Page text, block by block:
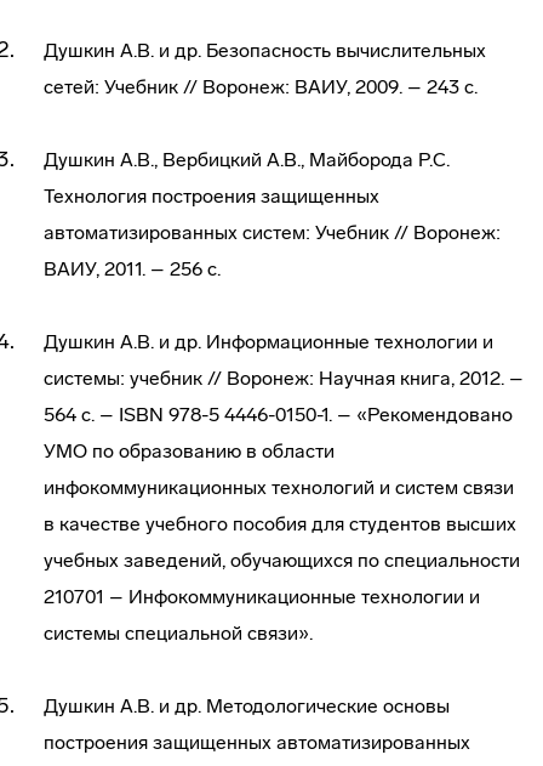
Душкин А.В. и др. Безопасность вычислительных
сетей: Учебник // Воронеж: ВАИУ, 2009. – 243 с.
Душкин А.В., Вербицкий А.В., Майборода Р.С.
Технология построения защищенных
автоматизированных систем: Учебник // Воронеж:
ВАИУ, 2011. – 256 с.
Душкин А.В. и др. Информационные технологии и
системы: учебник // Воронеж: Научная книга, 2012. –
564 с. – ISBN 978-5 4446-0150-1. – «Рекомендовано
УМО по образованию в области
инфокоммуникационных технологий и систем связи
в качестве учебного пособия для студентов высших
учебных заведений, обучающихся по специальности
210701 – Инфокоммуникационные технологии и
системы специальной связи».
Душкин А.В. и др. Методологические основы
построения защищенных автоматизированных